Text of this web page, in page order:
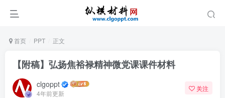
首页 PPT 正文
【附稿】弘扬焦裕禄精神微党课课件材料
clgoppt
4年前更新
关注